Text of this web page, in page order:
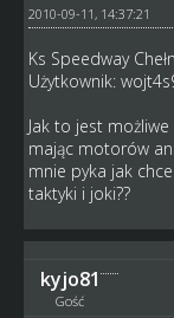
2010-09-11, 14:37:21
Ks Speedway
Użytkownik:
Jak to jest
mając motorów
mnie pyka jak
taktyki i joki??
kyjo81
Gość